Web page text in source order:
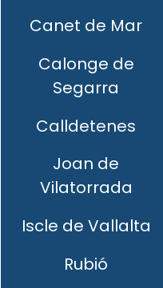
Canet de Mar
Calonge de
Segarra
Calldetenes
Joan de
Vilatorrada
Iscle de Vallalta
Rubió